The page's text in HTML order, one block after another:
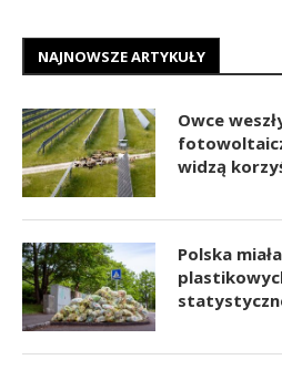
NAJNOWSZE ARTYKUŁY
Owce
widzą
Polska